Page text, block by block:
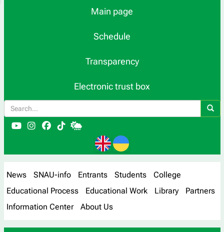
Main page
Schedule
Transparency
Electronic trust box
News SNAU-info Entrants Students
College
Educational Process
Educational Work Library
Partners
Information Center
About Us